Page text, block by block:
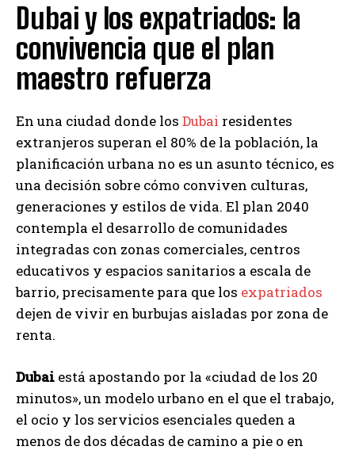
Dubai y los expatriados: la
convivencia que el plan
maestro refuerza
En una ciudad donde los Dubai residentes
extranjeros superan el 80% de la población, la
planificación urbana no es un asunto técnico, es
una decisión sobre cómo conviven culturas,
generaciones y estilos de vida. El plan 2040
contempla el desarrollo de comunidades
integradas con zonas comerciales, centros
educativos y espacios sanitarios a escala de
barrio, precisamente para que los expatriados
dejen de vivir en burbujas aisladas por zona de
renta.
Dubai está apostando por la «ciudad de los 20
minutos», un modelo urbano en el que el trabajo,
el ocio y los servicios esenciales queden a
menos de dos décadas de camino a pie o en